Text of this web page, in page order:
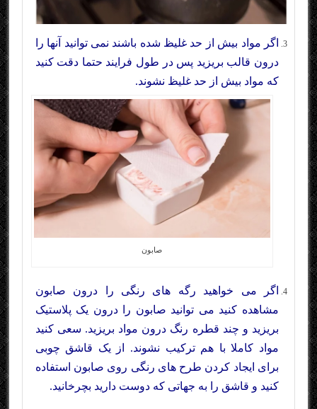
اگر مواد بیش از حد غلیظ شده باشند نمی توانید آنها را
درون قالب بریزید پس در طول فرایند حتما دقت کنید
که مواد بیش از حد غلیظ نشوند.
صابون
اگر می خواهید رگه های رنگی را درون صابون
مشاهده کنید می توانید صابون را درون یک پلاستیک
بریزید و چند قطره رنگ درون مواد بریزید. سعی کنید
مواد کاملا با هم ترکیب نشوند. از یک قاشق چوبی
برای ایجاد کردن طرح های رنگی روی صابون استفاده
کنید و قاشق را به جهاتی که دوست دارید بچرخانید.